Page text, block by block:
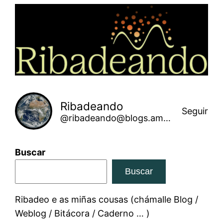
Ribadeando
@ribadeando@blogs.amarinha.gal
Seguir
Buscar
Buscar
Ribadeo e as miñas cousas (chámalle Blog /
Weblog / Bitácora / Caderno … )